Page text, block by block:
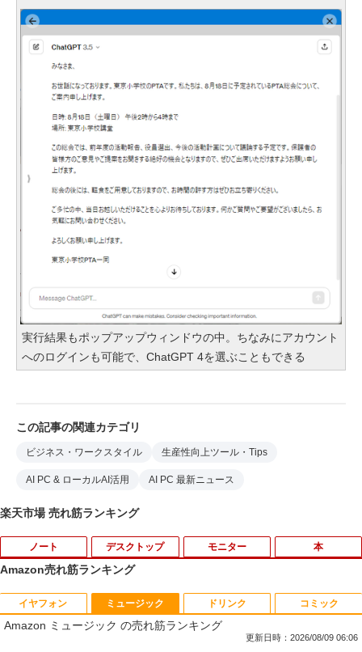
実行結果もポップアップウィンドウの中。ちなみにアカウント
へのログインも可能で、ChatGPT 4を選ぶこともできる
この記事の関連カテゴリ
ビジネス・ワークスタイル 生産性向上ツール・Tips
AI PC & ローカルAI活用 AI PC 最新ニュース
楽天市場 売れ筋ランキング
ノート デスクトップ モニター 本
1 音羽美奈写真集（仮） [ 音羽美奈 ]
Amazon売れ筋ランキング
イヤフォン ミュージック
Amazon ミュージック の売れ筋ランキング
更新日時：2026/08/09 06:06
ドリンク コミック